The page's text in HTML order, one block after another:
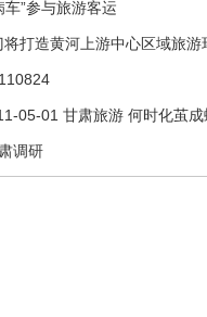
车”参与旅游客运
打造黄河上游中心区域旅游
05-01 甘肃旅游 何时化茧成
调研